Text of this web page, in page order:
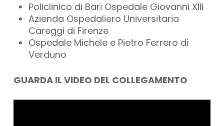
Policlinico di Bari Ospedale Giovanni XIII
Azienda Ospedaliero Universitaria
Careggi di Firenze
Ospedale Michele e Pietro Ferrero di
Verduno
GUARDA IL VIDEO DEL COLLEGAMENTO